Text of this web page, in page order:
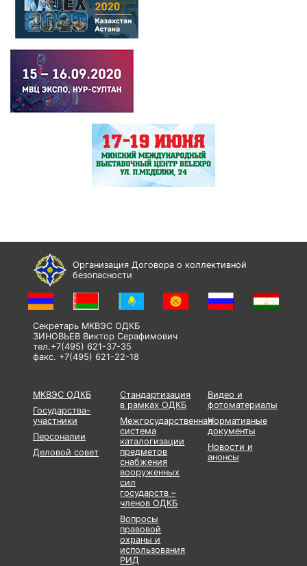
Организация Договора о коллективной
безопасности
Секретарь МКВЭС ОДКБ
ЗИНОВЬЕВ Виктор Серафимович
тел.+7(495) 621-37-35
факс. +7(495) 621-22-18
МКВЭС ОДКБ
Государства-
участники
Персоналии
Деловой совет
Стандартизация
в рамках ОДКБ
Межгосударственная
система
каталогизации
предметов
снабжения
вооруженных
сил
государств –
членов ОДКБ
Вопросы
правовой
охраны и
использования
РИД
Видео и
фотоматериалы
Нормативные
документы
Новости и
анонсы